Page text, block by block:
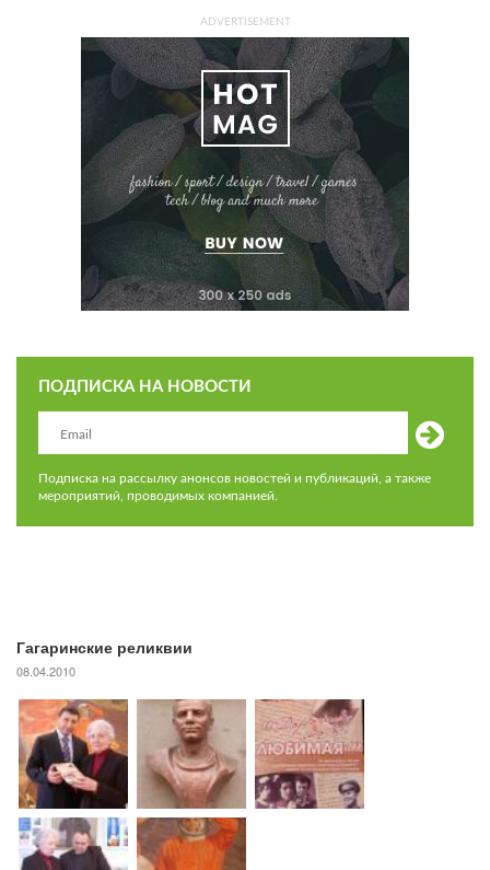
ADVERTISEMENT
ПОДПИСКА НА НОВОСТИ
Подписка на рассылку анонсов новостей и публикаций, а также
мероприятий, проводимых компанией.
Гагаринские реликвии
08.04.2010